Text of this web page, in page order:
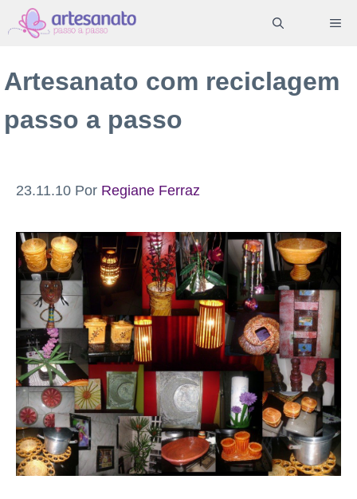
Pular
para
conteúdo
Artesanato com reciclagem
passo a passo
23.11.10 Por Regiane Ferraz